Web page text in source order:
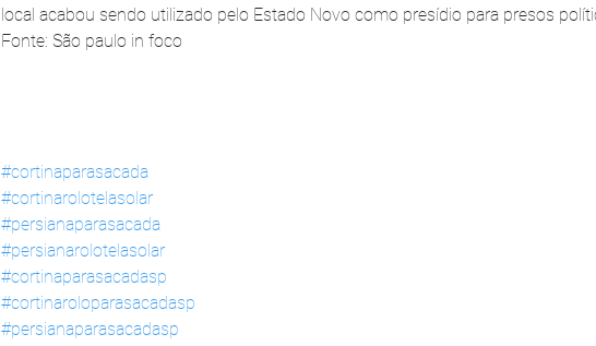
local acabou sendo utilizado pelo Estado Novo como presídio para presos
Fonte: São paulo in foco
#cortinaparasacada
#cortinarolotelasolar
#persianaparasacada
#persianarolotelasolar
#cortinaparasacadasp
#cortinaroloparasacadasp
#persianaparasacadasp